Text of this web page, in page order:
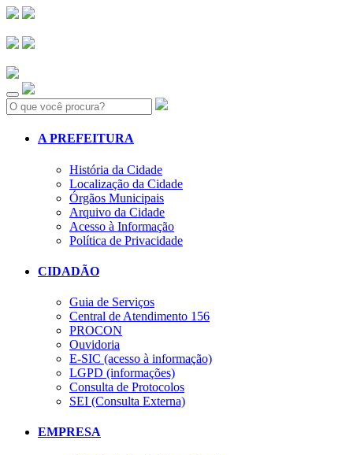
Search:
A PREFEITURA
História da Cidade
Localização da Cidade
Órgãos Municipais
Arquivo da Cidade
Acesso à Informação
Política de Privacidade
CIDADÃO
Guia de Serviços
Central de Atendimento 156
PROCON
Ouvidoria
E-SIC (acesso à informação)
LGPD (informações)
Consulta de Protocolos
SEI (Consulta Externa)
EMPRESA